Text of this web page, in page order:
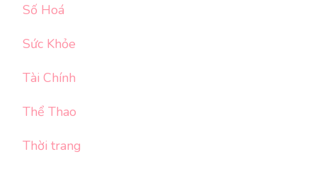
Số Hoá
Sức Khỏe
Tài Chính
Thể Thao
Thời trang